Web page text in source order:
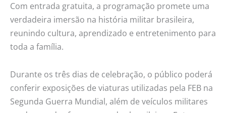
Com entrada gratuita, a programação promete uma
verdadeira imersão na história militar brasileira,
reunindo cultura, aprendizado e entretenimento para
toda a família.
Durante os três dias de celebração, o público poderá
conferir exposições de viaturas utilizadas pela FEB na
Segunda Guerra Mundial, além de veículos militares